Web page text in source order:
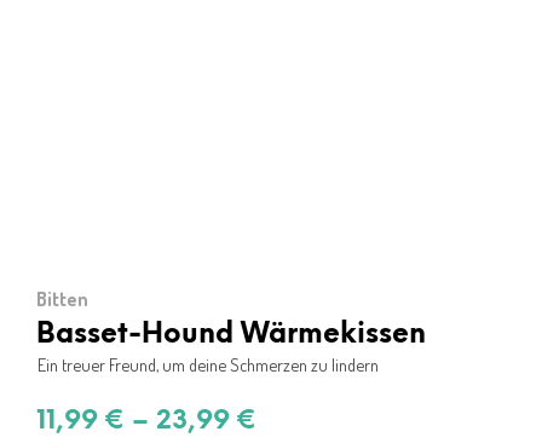
Bitten
Basset-Hound Wärmekissen
Ein treuer Freund, um deine Schmerzen zu lindern
11,99 € – 23,99 €